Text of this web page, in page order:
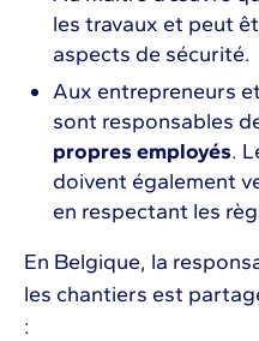
les travaux et peut
aspects de sécurité.
Aux entrepreneurs
sont responsables
propres employés.
doivent également
en respectant les
En Belgique, la
les chantiers est
: